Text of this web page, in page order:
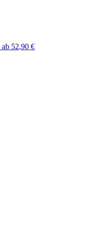
ab 52,90 €